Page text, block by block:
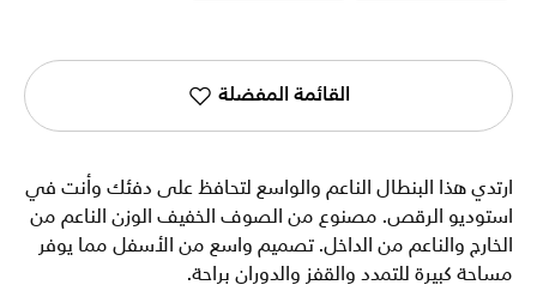
القائمة المفضلة
ارتدي هذا البنطال الناعم والواسع لتحافظ على دفئك وأنت في
استوديو الرقص. مصنوع من الصوف الخفيف الوزن الناعم من
الخارج والناعم من الداخل. تصميم واسع من الأسفل مما يوفر
مساحة كبيرة للتمدد والقفز والدوران براحة.